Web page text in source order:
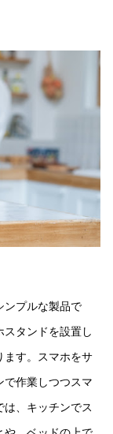
ンプルな製品で
タンドを設置し
ます。スマホをサ
で作業しつつスマ
、キッチンでス